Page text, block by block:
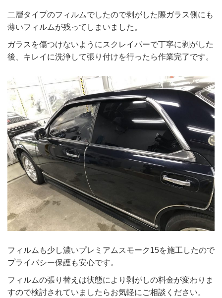
二層タイプのフィルムでしたので剥がした際ガラス側にも
薄いフィルムが残ってしまいました。
ガラスを傷つけないようにスクレイパーで丁寧に剥がした
後、キレイに洗浄して張り付けを行ったら作業完了です。
フィルムも少し濃いプレミアムスモーク15を施工したので
プライバシー保護も安心です。
フィルムの張り替えは状態により剥がしの料金が変わりま
すので検討されていましたらお気軽にご相談ください。